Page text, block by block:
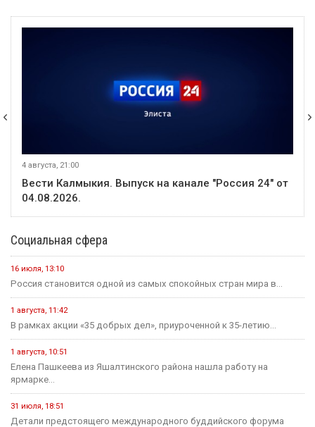
4 августа, 21:00
Вести Калмыкия. Выпуск на канале "Россия 24" от
04.08.2026.
Социальная сфера
16 июля, 13:10
Россия становится одной из самых спокойных стран мира в...
1 августа, 11:42
В рамках акции «35 добрых дел», приуроченной к 35-летию...
1 августа, 10:51
Елена Пашкеева из Яшалтинского района нашла работу на
ярмарке...
31 июля, 18:51
Детали предстоящего международного буддийского форума